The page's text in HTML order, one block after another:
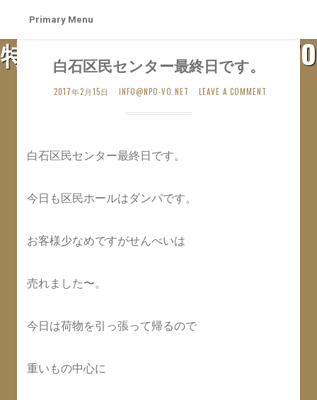
content
Primary Menu
特定非営利活動法人 札幌VO
白石区民センター最終日です。
2017年2月15日 INFO@NPO-VO.NET LEAVE A COMMENT
白石区民センター最終日です。
今日も区民ホールはダンパです。
お客様少なめですがせんべいは
売れました〜。
今日は荷物を引っ張って帰るので
重いもの中心に